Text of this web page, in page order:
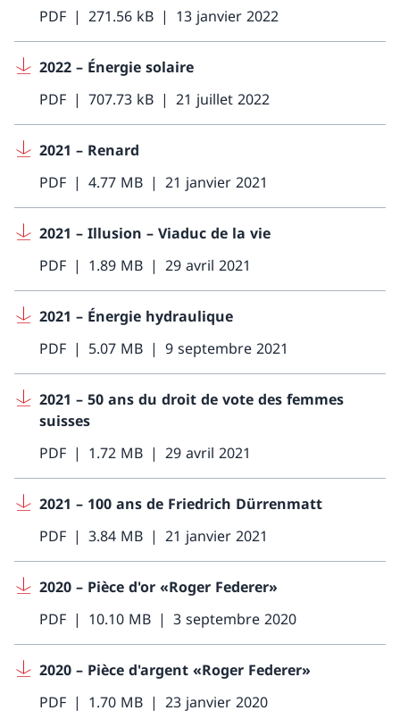
PDF
271.56 kB 13 janvier 2022
2022 – Énergie solaire
PDF
707.73 kB 21 juillet 2022
2021 – Renard
PDF
4.77 MB 21 janvier 2021
2021 – Illusion – Viaduc de la vie
PDF
1.89 MB 29 avril 2021
2021 – Énergie hydraulique
PDF
5.07 MB 9 septembre 2021
2021 – 50 ans du droit de vote des femmes
suisses
PDF
1.72 MB 29 avril 2021
2021 – 100 ans de Friedrich Dürrenmatt
PDF
3.84 MB 21 janvier 2021
2020 – Pièce d'or «Roger Federer»
PDF
10.10 MB 3 septembre 2020
2020 – Pièce d'argent «Roger Federer»
PDF
1.70 MB 23 janvier 2020